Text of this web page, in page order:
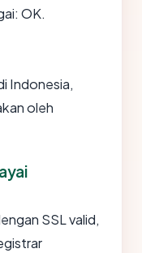
OK.
Indonesia,
oleh
SSL valid,